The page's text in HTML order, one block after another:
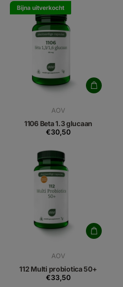
Bijna uitverkocht
AOV
1106 Beta 1.3 glucaan
€30,50
AOV
112 Multi probiotica 50+
€33,50